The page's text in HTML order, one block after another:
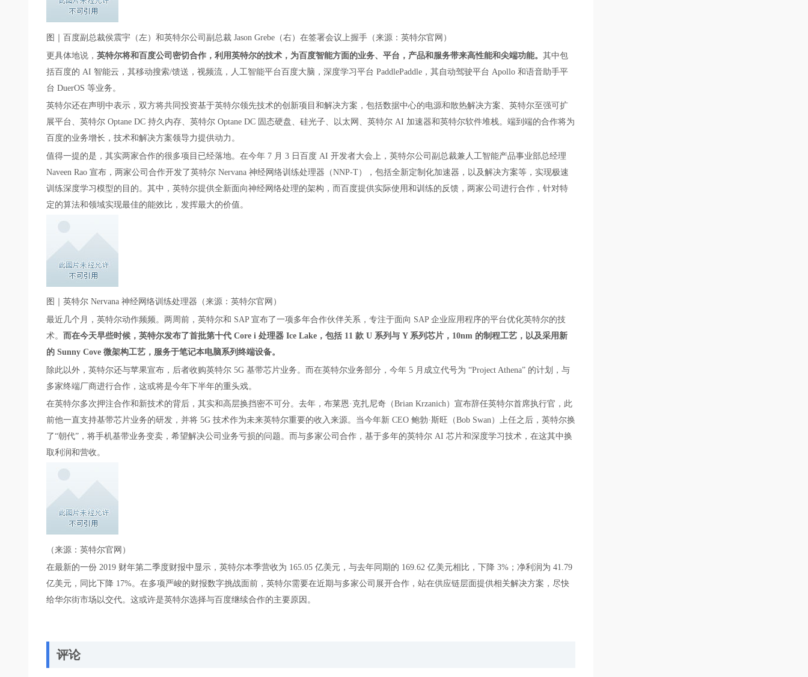
图｜百度副总裁侯震宇（左）和英特尔公司副总裁 Jason Grebe（右）在签署会议上握手（来源：英特尔官网）
更具体地说， 英特尔将和百度公司密切合作，利用英特尔的技术，为百度智能方面的业务、平台，产品和服务带来高性能和尖端功能。 其中包
括百度的 AI 智能云，其移动搜索/馈送，视频流，人工智能平台百度大脑，深度学习平台 PaddlePaddle，其自动驾驶平台 Apollo 和语音助手平
台 DuerOS 等业务。
英特尔还在声明中表示，双方将共同投资基于英特尔领先技术的创新项目和解决方案，包括数据中心的电源和散热解决方案、英特尔至强可扩
展平台、英特尔 Optane DC 持久内存、英特尔 Optane DC 固态硬盘、硅光子、以太网、英特尔 AI 加速器和英特尔软件堆栈。端到端的合作将为
百度的业务增长，技术和解决方案领导力提供动力。
值得一提的是，其实两家合作的很多项目已经落地。在今年 7 月 3 日百度 AI 开发者大会上，英特尔公司副总裁兼人工智能产品事业部总经理
Naveen Rao 宣布，两家公司合作开发了英特尔 Nervana 神经网络训练处理器（NNP-T），包括全新定制化加速器，以及解决方案等，实现极速
训练深度学习模型的目的。其中，英特尔提供全新面向神经网络处理的架构，而百度提供实际使用和训练的反馈，两家公司进行合作，针对特
定的算法和领域实现最佳的能效比，发挥最大的价值。
图｜英特尔 Nervana 神经网络训练处理器（来源：英特尔官网）
最近几个月，英特尔动作频频。两周前，英特尔和 SAP 宣布了一项多年合作伙伴关系，专注于面向 SAP 企业应用程序的平台优化英特尔的技
术。 而在今天早些时候，英特尔发布了首批第十代 Core i 处理器 Ice Lake，包括 11 款 U 系列与 Y 系列芯片，10nm 的制程工艺，以及采用新
的 Sunny Cove 微架构工艺，服务于笔记本电脑系列终端设备。
除此以外，英特尔还与苹果宣布，后者收购英特尔 5G 基带芯片业务。而在英特尔业务部分，今年 5 月成立代号为 “Project Athena” 的计划，与
多家终端厂商进行合作，这或将是今年下半年的重头戏。
在英特尔多次押注合作和新技术的背后，其实和高层换挡密不可分。去年，布莱恩·克扎尼奇（Brian Krzanich）宣布辞任英特尔首席执行官，此
前他一直支持基带芯片业务的研发，并将 5G 技术作为未来英特尔重要的收入来源。当今年新 CEO 鲍勃·斯旺（Bob Swan）上任之后，英特尔换
了“朝代”，将手机基带业务变卖，希望解决公司业务亏损的问题。而与多家公司合作，基于多年的英特尔 AI 芯片和深度学习技术，在这其中换
取利润和营收。
（来源：英特尔官网）
在最新的一份 2019 财年第二季度财报中显示，英特尔本季营收为 165.05 亿美元，与去年同期的 169.62 亿美元相比，下降 3%；净利润为 41.79
亿美元，同比下降 17%。在多项严峻的财报数字挑战面前，英特尔需要在近期与多家公司展开合作，站在供应链层面提供相关解决方案，尽快
给华尔街市场以交代。这或许是英特尔选择与百度继续合作的主要原因。
评论